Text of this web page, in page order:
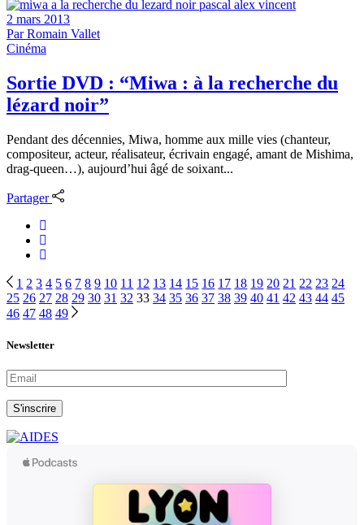
2 mars 2013
ParRomain Vallet
Cinéma
Sortie DVD : “Miwa : à la recherche du
lézard noir”
Pendant des décennies, Miwa, homme aux mille vies (chanteur,
compositeur, acteur, réalisateur, écrivain engagé, amant de Mishima,
drag-queen…), aujourd’hui âgé de soixant...
Partager
Navigation
des
1 2 3 4 5 6 7 8 9 10 11 12 13 14 15 16 17 18 19 20 21 22 23 24
25 26 27 28 29 30 31 32 33 34 35 36 37 38 39 40 41 42 43 44 45
46 47 48 49
Newsletter
S'inscrire